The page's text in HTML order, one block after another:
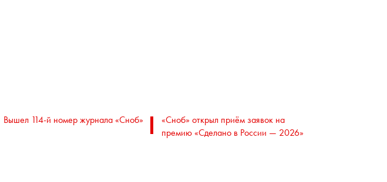
Вышел 114-й номер журнала «Сноб»
«Сноб» открыл приём заявок на
премию «Сделано в России — 2026»